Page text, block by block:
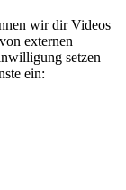
wir dir Videos
externen
setzen
ein: